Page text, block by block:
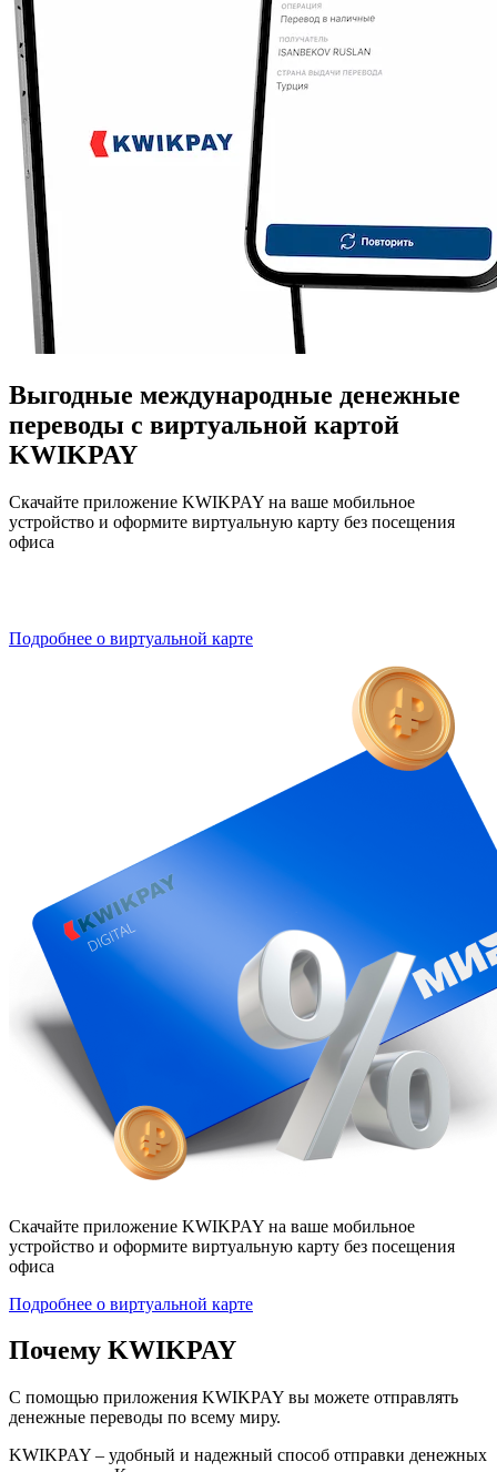
Выгодные международные денежные
переводы с виртуальной картой
KWIKPAY
Скачайте приложение KWIKPAY на ваше мобильное
устройство и оформите виртуальную карту без посещения
офиса
Подробнее о виртуальной карте
Скачайте приложение KWIKPAY на ваше мобильное
устройство и оформите виртуальную карту без посещения
офиса
Подробнее о виртуальной карте
Почему KWIKPAY
С помощью приложения KWIKPAY вы можете отправлять
денежные переводы по всему миру.
KWIKPAY – удобный и надежный способ отправки денежных